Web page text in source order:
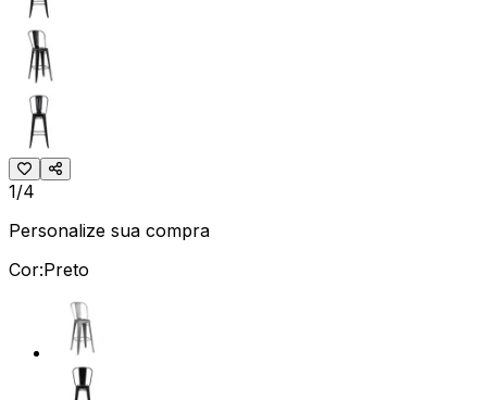
1/4
Personalize sua compra
Cor:Preto